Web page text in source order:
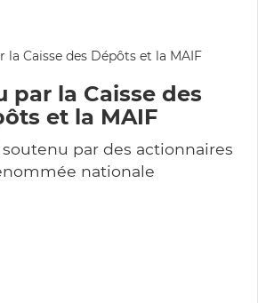
par la Caisse des
et la MAIF
par des actionnaires
nationale